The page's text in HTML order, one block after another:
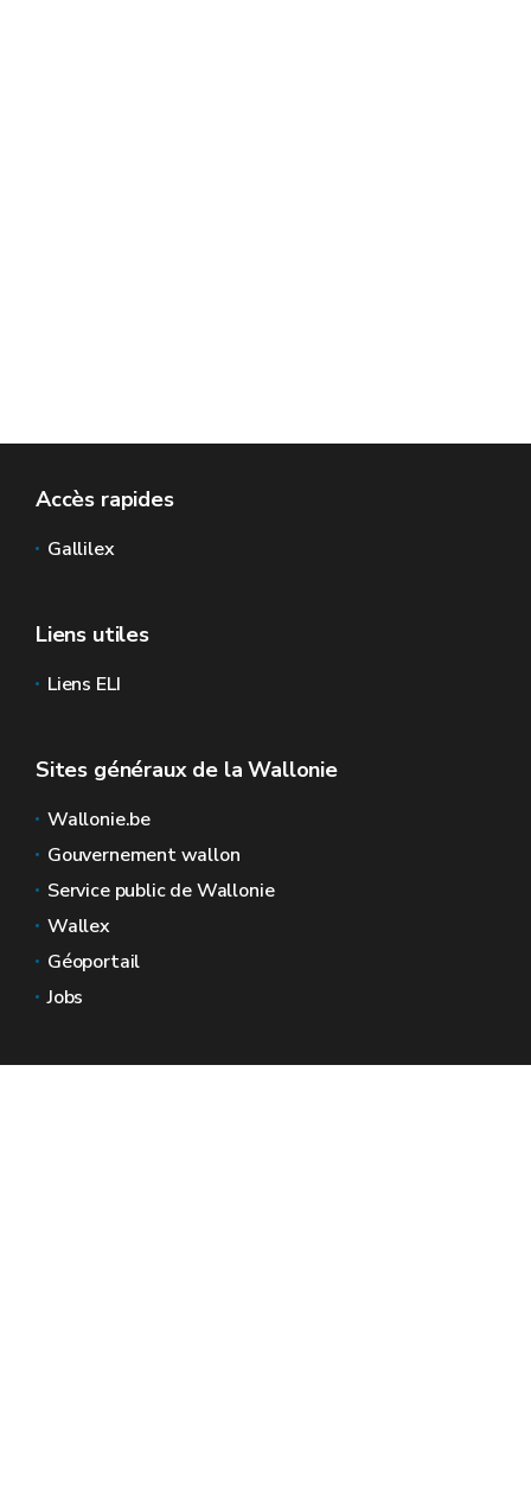
Accès rapides
Gallilex
Liens utiles
Liens ELI
Sites généraux de la Wallonie
Wallonie.be
Gouvernement wallon
Service public de Wallonie
Wallex
Géoportail
Jobs